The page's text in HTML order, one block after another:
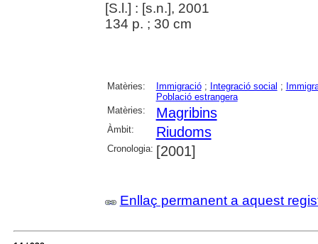
[S.l.] : [s.n.], 2001
134 p. ; 30 cm
Matèries: Immigració; Integració social ;
Població estrangera
Matèries:
Magribins
Àmbit: Riudoms
Cronologia: [2001]
Enllaç permanent a aquest